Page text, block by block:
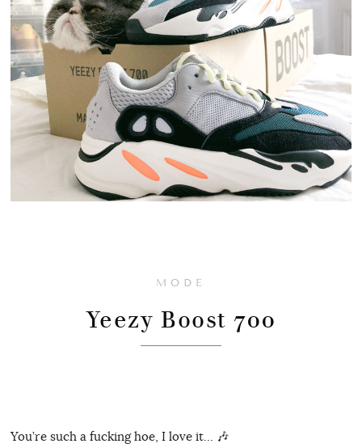
MODE
Yeezy Boost 700
You’re such a fucking hoe, I love it… 🎶